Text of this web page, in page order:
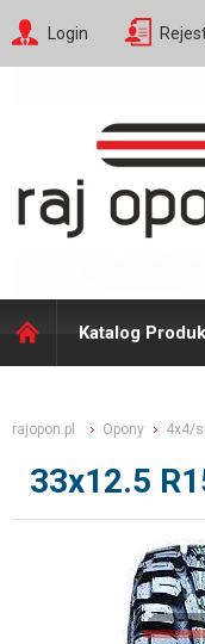
Login
Katalog
rajopon.pl Opony 4x4/
33x12.5